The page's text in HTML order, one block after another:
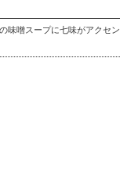
味噌スープに七味がアクセン